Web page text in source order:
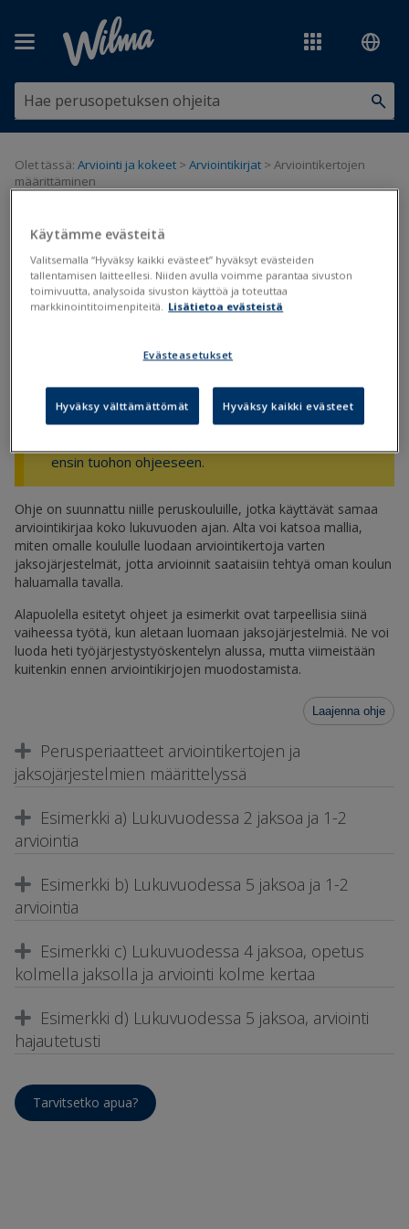
Olet tässä: Arviointi ja kokeet >Arviointikirjat >Arviointikertojen
määrittäminen
Arviointikertojen määrittäminen
Arviointikirjat
Päivitetty viimeksi: 8.4.2019
"Jaksojärjestelmän luominen" -kohtaan. Jos olet
ensin tuohon ohjeeseen.
Ohje on suunnattu niille peruskouluille, jotka käyttävät samaa
arviointikirjaa koko lukuvuoden ajan. Alta voi katsoa mallia,
miten omalle koululle luodaan arviointikertoja varten
jaksojärjestelmät, jotta arvioinnit saataisiin tehtyä oman koulun
haluamalla tavalla.
Alapuolella esitetyt ohjeet ja esimerkit ovat tarpeellisia siinä
vaiheessa työtä, kun aletaan luomaan jaksojärjestelmiä. Ne voi
luoda heti työjärjestystyöskentelyn alussa, mutta viimeistään
kuitenkin ennen arviointikirjojen muodostamista.
Laajenna ohje
Perusperiaatteet arviointikertojen ja
jaksojärjestelmien määrittelyssä
Esimerkki a) Lukuvuodessa 2 jaksoa ja 1-2
arviointia
Esimerkki b) Lukuvuodessa 5 jaksoa ja 1-2
arviointia
Esimerkki c) Lukuvuodessa 4 jaksoa, opetus
kolmella jaksolla ja arviointi kolme kertaa
Esimerkki d) Lukuvuodessa 5 jaksoa, arviointi
hajautetusti
Tarvitsetko apua?
Käytämme evästeitä
Valitsemalla “Hyväksy kaikki evästeet” hyväksyt evästeiden
tallentamisen laitteellesi. Niiden avulla voimme parantaa sivuston
toimivuutta, analysoida sivuston käyttöä ja toteuttaa
markkinointitoimenpiteitä. Lisätietoa evästeistä
Evästeasetukset
Hyväksy välttämättömät Hyväksy kaikki evästeet